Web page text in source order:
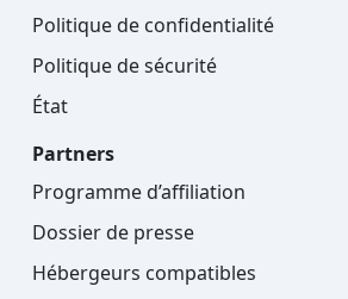
Politique de confidentialité
Politique de sécurité
État
Partners
Programme d’affiliation
Dossier de presse
Hébergeurs compatibles